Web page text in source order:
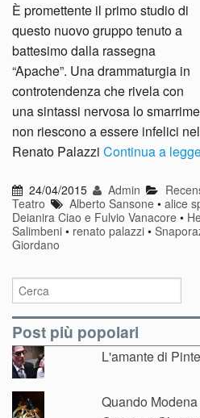
È promettente il primo studio di
questo nuovo gruppo tenuto a
battesimo dalla rassegna
“Apache”. Una drammaturgia in
controtendenza che rivela con
una sintassi nervosa lo
non riescono a essere infelici
Renato Palazzi Continua a
24/04/2015 Admin
Teatro
Alberto Sansone •alice
Deianira Ciao e Fulvio Vanacore •
Salimbeni • renato palazzi •
Giordano
Post più popolari
L'amante di
Quando